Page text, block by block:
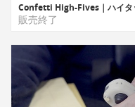
販売終了